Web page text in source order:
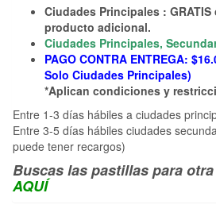
Ciudades Principales :
producto adicional.
Ciudades Principales,
PAGO CONTRA ENTREGA:
Solo Ciudades Principales)
*Aplican condiciones y
Entre 1-3 días hábiles a ciudades
Entre 3-5 días hábiles ciudades
puede tener recargos)
Buscas las pastillas para
AQUÍ